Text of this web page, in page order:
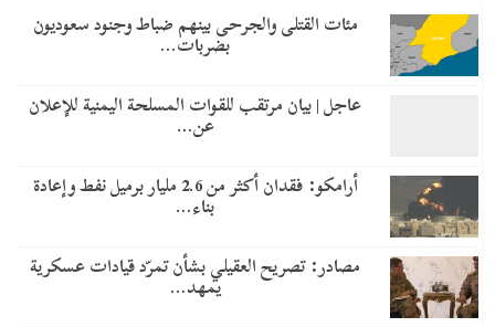
مئات القتلى والجرحى بينهم ضباط وجنود سعوديون
بضربات…
عاجل | بيان مرتقب للقوات المسلحة اليمنية للإعلان
عن…
أرامكو: فقدان أكثر من 2.6 مليار برميل نفط وإعادة
بناء…
مصادر: تصريح العقيلي بشأن تمرّد قيادات عسكرية
يمهد…